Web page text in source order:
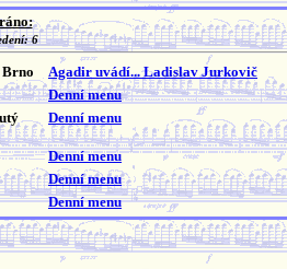
6
Brno
Agadir uvádí... Ladislav Jurkovič
Denní menu
Denní menu
Denní menu
Denní menu
Denní menu